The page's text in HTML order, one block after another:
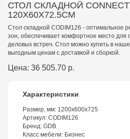
СТОЛ СКЛАДНОЙ CONNECT
120Х60Х72.5СМ
Стол складной CODIM126 - оптимальное
зон, обеспечивает комфортное место для
деловых встреч. Стол можно купить в
выгодным ценам с доставкой и сборкой.
Цена: 36 505.70 р.
Характеристики
Размер, мм: 1200х600х725
Артикул: CODIM126
Бренд: GDB
Класс мебели: Бизнес